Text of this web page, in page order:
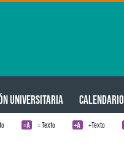
UNIVERSITARIA CALENDARIO
= Texto +Texto